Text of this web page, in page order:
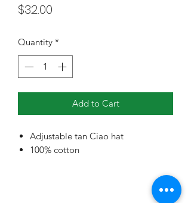
$32.00
Quantity *
Add to Cart
Adjustable tan Ciao hat
100% cotton